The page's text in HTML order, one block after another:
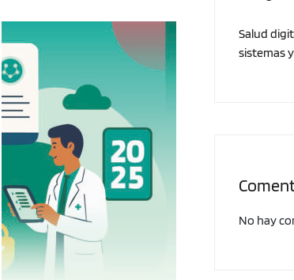
Salud
sistemas
No hay